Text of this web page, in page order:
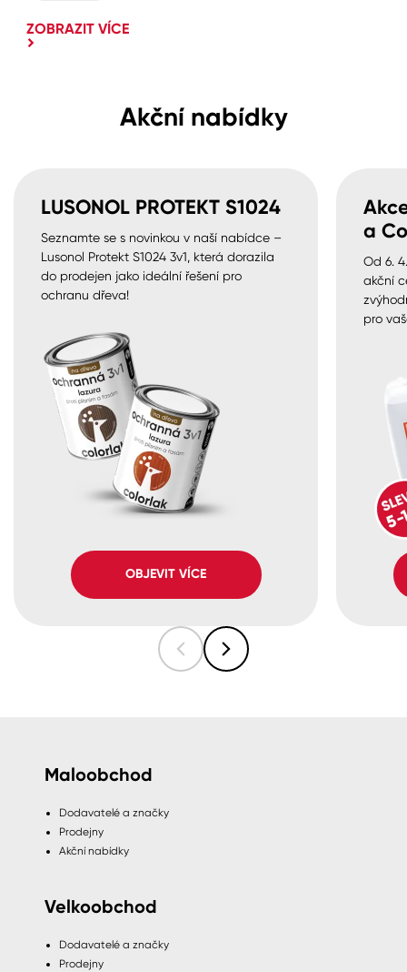
ZOBRAZIT VÍCE
Akční nabídky
LUSONOL PROTEKT S1024
Seznamte se s novinkou v naší nabídce –
Lusonol Protekt S1024 3v1, která dorazila
do prodejen jako ideální řešení pro
ochranu dřeva!
OBJEVIT VÍCE
a
Od 6.
akční
pro
Maloobchod
Dodavatelé a značky
Prodejny
Akční nabídky
Velkoobchod
Dodavatelé a značky
Prodejny